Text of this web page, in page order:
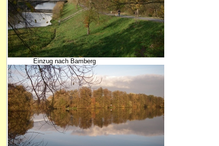
Einzug nach Bamberg